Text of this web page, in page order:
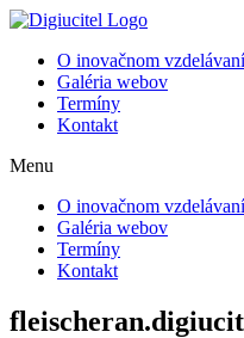
Preskočiť
obsah
O inovačnom vzdelávaní
Galéria webov
Termíny
Kontakt
Menu
O inovačnom vzdelávaní
Galéria webov
Termíny
Kontakt